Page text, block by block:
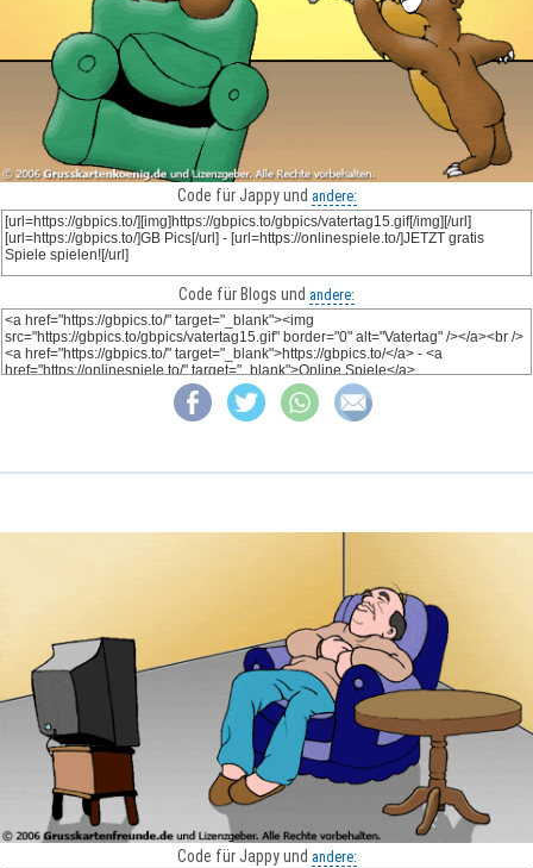
Code für Jappy und andere:
Code für Blogs und andere:
Code für Jappy und andere: